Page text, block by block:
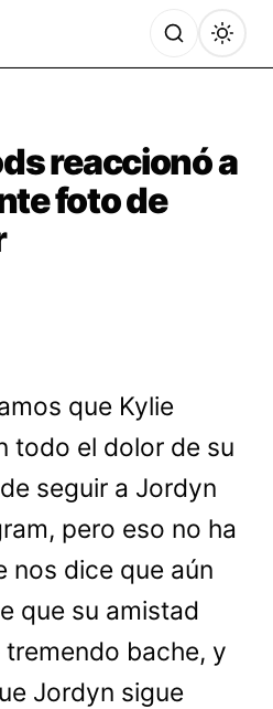
reaccionó a
foto de
que Kylie
todo el dolor de su
seguir a Jordyn
pero eso no ha
nos dice que aún
que su amistad
bache, y
Jordyn sigue